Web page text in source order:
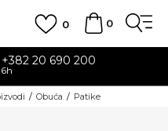
0
0
20 690 200
Obuća Patike